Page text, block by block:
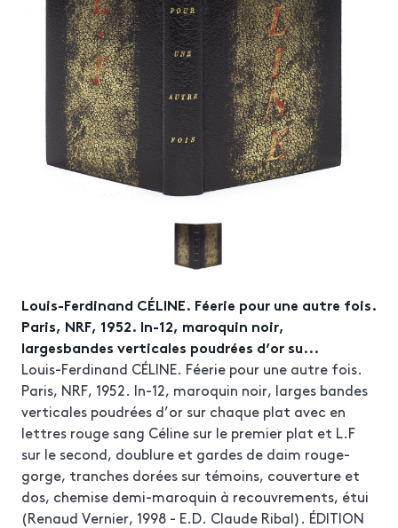
Louis-Ferdinand CÉLINE. Féerie pour une autre fois.
Paris, NRF, 1952. In-12, maroquin noir,
largesbandes verticales poudrées d’or su...
Louis-Ferdinand CÉLINE. Féerie pour une autre fois.
Paris, NRF, 1952. In-12, maroquin noir, larges bandes
verticales poudrées d’or sur chaque plat avec en
lettres rouge sang Céline sur le premier plat et L.F
sur le second, doublure et gardes de daim rouge-
gorge, tranches dorées sur témoins, couverture et
dos, chemise demi-maroquin à recouvrements, étui
(Renaud Vernier, 1998 - E.D. Claude Ribal). ÉDITION